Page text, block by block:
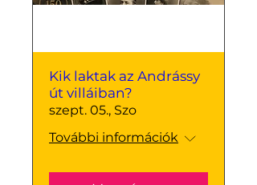
Kik laktak az Andrássy
út villáiban?
szept. 05., Szo
További információk